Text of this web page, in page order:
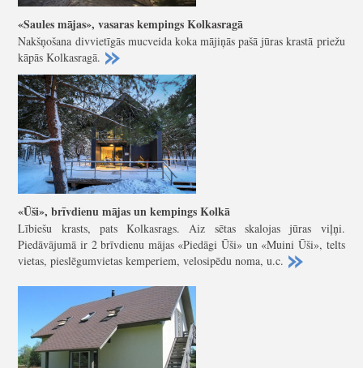
«Saules mājas», vasaras kempings Kolkasragā
Nakšņošana divvietīgās mucveida koka mājiņās pašā jūras krastā priežu
kāpās Kolkasragā.
«Ūši», brīvdienu mājas un kempings Kolkā
Lībiešu krasts, pats Kolkasrags. Aiz sētas skalojas jūras viļņi.
Piedāvājumā ir 2 brīvdienu mājas «Piedāgi Ūši» un «Muini Ūši», telts
vietas, pieslēgumvietas kemperiem, velosipēdu noma, u.c.